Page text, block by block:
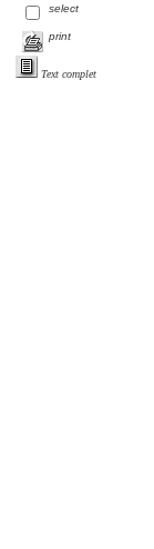
select
print
Text complet